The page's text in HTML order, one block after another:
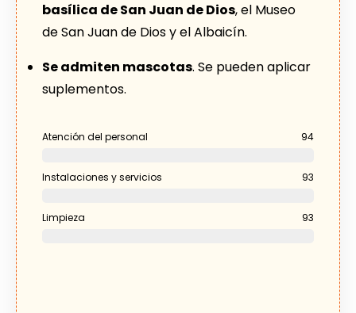
basílica de San Juan de Dios, el Museo
de San Juan de Dios y el Albaicín.
Se admiten mascotas. Se pueden aplicar
suplementos.
Atención del personal 94
Instalaciones y servicios 93
Limpieza 93